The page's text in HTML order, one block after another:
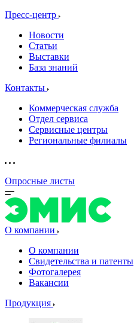
Пресс-центр
Новости
Статьи
Выставки
База знаний
Контакты
Коммерческая служба
Отдел сервиса
Сервисные центры
Региональные филиалы
Опросные листы
О компании
О компании
Свидетельства и патенты
Фотогалерея
Вакансии
Продукция